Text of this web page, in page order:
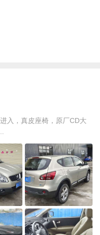
入，真皮座椅，原厂CD大